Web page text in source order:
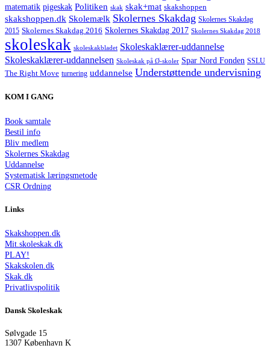
matematik pigeskak Politiken skak skak+mat skakshoppen
skakshoppen.dk Skolemælk Skolernes Skakdag Skolernes Skakdag
2015 Skolernes Skakdag 2016 Skolernes Skakdag 2017 Skolernes Skakdag 2018
skoleskak skoleskakbladet Skoleskaklærer-uddannelse
Skoleskaklærer-uddannelsen Skoleskak på Ø-skoler Spar Nord Fonden SSLU
The Right Move turnering uddannelse Understøttende undervisning
KOM I GANG
Book samtale
Bestil info
Bliv medlem
Skolernes Skakdag
Uddannelse
Systematisk læringsmetode
CSR Ordning
Links
Skakshoppen.dk
Mit.skoleskak.dk
PLAY!
Skakskolen.dk
Skak.dk
Privatlivspolitik
Dansk Skoleskak
Sølvgade 15
1307 København K